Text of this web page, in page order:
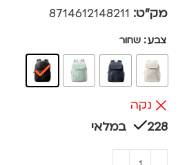
מק"ט: 8714612148211
צבע שחור
נקה
228 במלאי